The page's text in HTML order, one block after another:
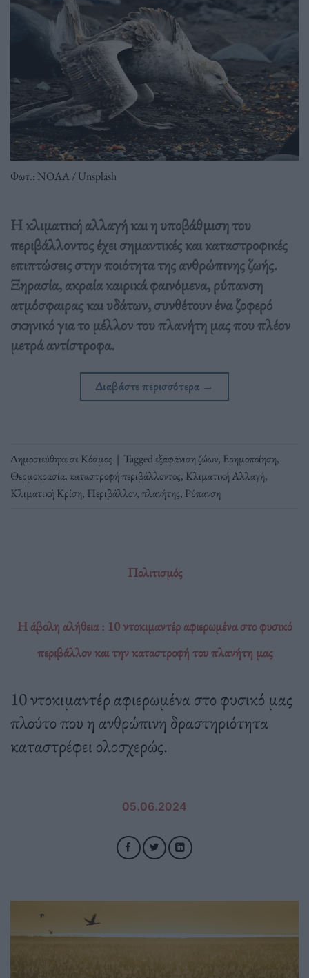
Φωτ.: ΝΟΑΑ / Unsplash
Η κλιματική αλλαγή και η υποβάθμιση του
περιβάλλοντος έχει σημαντικές και καταστροφικές
επιπτώσεις στην ποιότητα της ανθρώπινης ζωής.
Ξηρασία, ακραία καιρικά φαινόμενα, ρύπανση
ατμόσφαιρας και υδάτων, συνθέτουν ένα ζοφερό
σκηνικό για το μέλλον του πλανήτη μας που πλέον
μετρά αντίστροφα.
Διαβάστε περισσότερα →
Δημοσιεύθηκε σεΚόσμος | Taggedεξαφάνιση ζώων, Ερημοποίηση,
Θερμοκρασία,καταστροφή περιβάλλοντος, Κλιματική Αλλαγή,
Κλιματική Κρίση, Περιβάλλον,πλανήτης, Ρύπανση
Πολιτισμός
Η άβολη αλήθεια : 10 ντοκιμαντέρ αφιερωμένα στο φυσικό
περιβάλλον και την καταστροφή του πλανήτη μας
10 ντοκιμαντέρ αφιερωμένα στο φυσικό μας
πλούτο που η ανθρώπινη δραστηριότητα
καταστρέφει ολοσχερώς.
05.06.2024